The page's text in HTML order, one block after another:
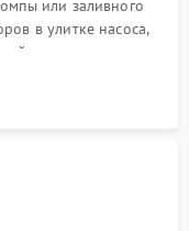
или заливного
в улитке насоса,
ремонт платы
проводки.